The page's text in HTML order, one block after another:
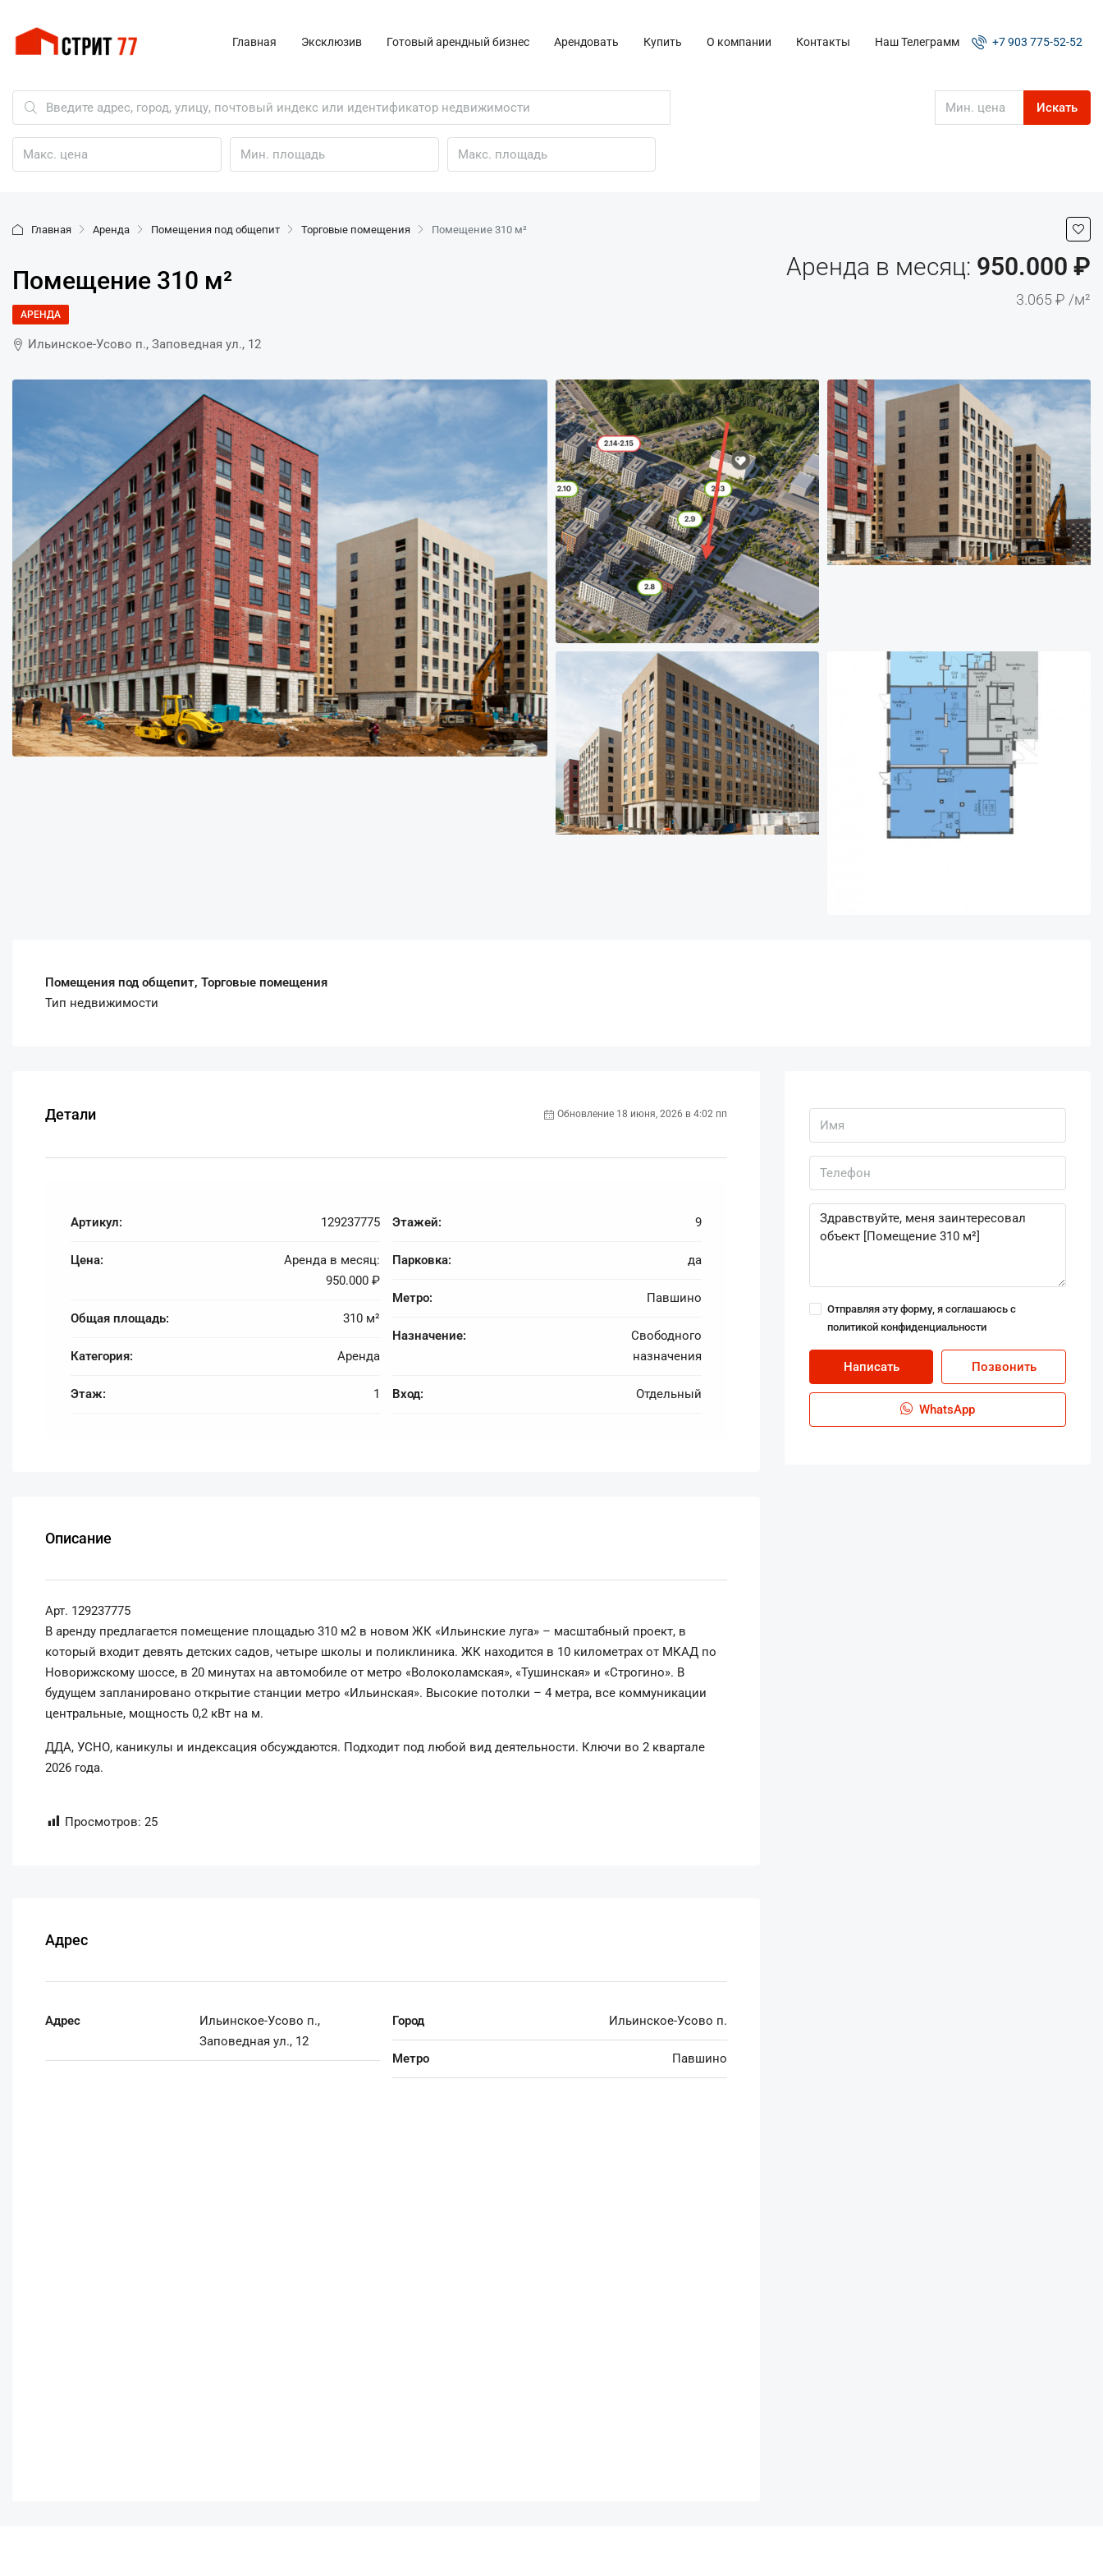
Главная Эксклюзив Готовый арендный бизнес Арендовать Купить О компании Контакты Наш Телеграмм +7 903 775-52-52
Искать
Главная Аренда Помещения под общепит Торговые помещения Помещение 310 м²
Помещение 310 м² Аренда в месяц: 950.000 ₽
3.065 ₽ /м²
АРЕНДА
Ильинское-Усово п., Заповедная ул., 12
Помещения под общепит, Торговые помещения
Тип недвижимости
Детали Обновление 18 июня, 2026 в 4:02 пп
Артикул: 129237775
Цена:
Аренда в месяц:
950.000 ₽
Общая площадь: 310 м²
Категория: Аренда
Этаж: 1
Этажей: 9
Парковка: да
Метро: Павшино
Назначение:
Свободного
назначения
Вход: Отдельный
Описание
Арт. 129237775
В аренду предлагается помещение площадью 310 м2 в новом ЖК «Ильинские луга» – масштабный проект, в
который входит девять детских садов, четыре школы и поликлиника. ЖК находится в 10 километрах от МКАД по
Новорижскому шоссе, в 20 минутах на автомобиле от метро «Волоколамская», «Тушинская» и «Строгино». В
будущем запланировано открытие станции метро «Ильинская». Высокие потолки – 4 метра, все коммуникации
центральные, мощность 0,2 кВт на м.
ДДА, УСНО, каникулы и индексация обсуждаются. Подходит под любой вид деятельности. Ключи во 2 квартале
2026 года.
Просмотров: 25
Адрес
Адрес
Ильинское-Усово п.,
Заповедная ул., 12
Город Ильинское-Усово п.
Метро Павшино
Отправляя эту форму, я соглашаюсь с
политикой конфиденциальности
Написать Позвонить
WhatsApp